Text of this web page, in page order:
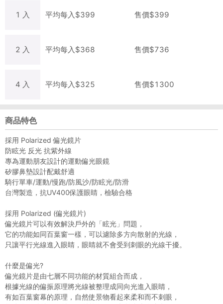
1 入 平均每入$399 售價$399
2 入 平均每入$368 售價$736
4 入 平均每入$325 售價$1300
商品特色
採用 Polarized 偏光鏡片
防眩光 反光 抗紫外線
專為運動朋友設計的運動偏光眼鏡
矽膠鼻墊設計配戴舒適
騎行單車/運動/慢跑/防風沙/防眩光/防滑
台灣製造，抗UV400保護眼睛，檢驗合格
採用 Polarized (偏光鏡片)
偏光鏡片可以有效解決戶外的「眩光」問題，
它的功能如同百葉窗一樣，可以濾除多方向散射的光線，
只讓平行光線進入眼睛，眼睛就不會受到刺眼的光線干擾。
什麼是偏光?
偏光鏡片是由七層不同功能的材質組合而成，
根據光線的偏振原理將光線被整理成同向光進入眼睛，
有如百葉窗幕的原理，自然使景物看起來柔和而不刺眼，